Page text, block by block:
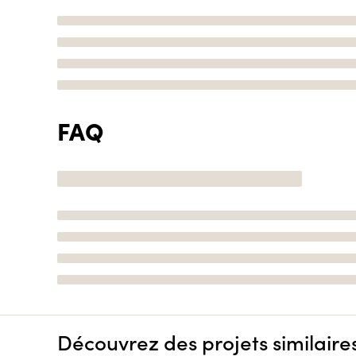
FAQ
Découvrez des projets